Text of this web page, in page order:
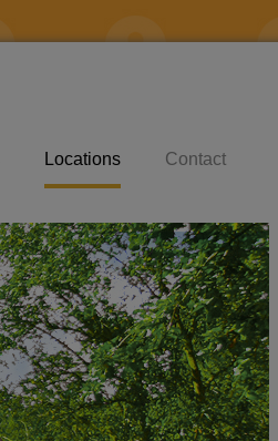
Locations Contact